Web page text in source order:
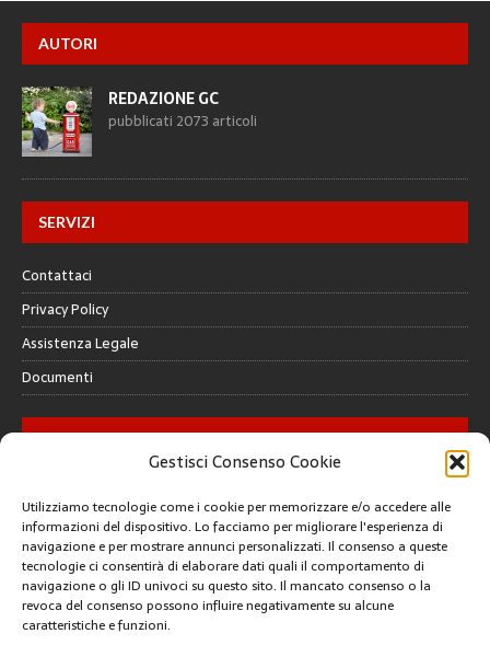
Gestisci Consenso Cookie
Utilizziamo tecnologie come i cookie per memorizzare e/o accedere alle
informazioni del dispositivo. Lo facciamo per migliorare l'esperienza di
navigazione e per mostrare annunci personalizzati. Il consenso a queste
tecnologie ci consentirà di elaborare dati quali il comportamento di
navigazione o gli ID univoci su questo sito. Il mancato consenso o la
revoca del consenso possono influire negativamente su alcune
caratteristiche e funzioni.
AUTORI
REDAZIONE GC
pubblicati 2073 articoli
SERVIZI
Contattaci
Privacy Policy
Assistenza Legale
Documenti
GALLERY
CREATIVE COMMONS
Questa opera è concessa in licenza con i termini